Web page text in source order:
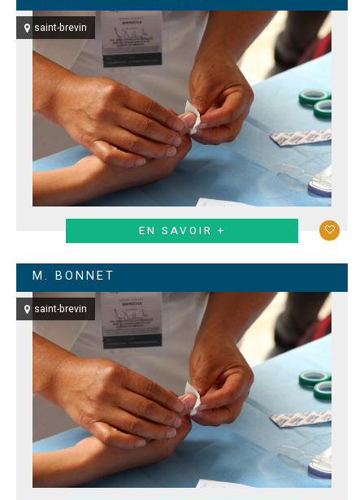
saint-brevin
EN SAVOIR +
M. BONNET
saint-brevin